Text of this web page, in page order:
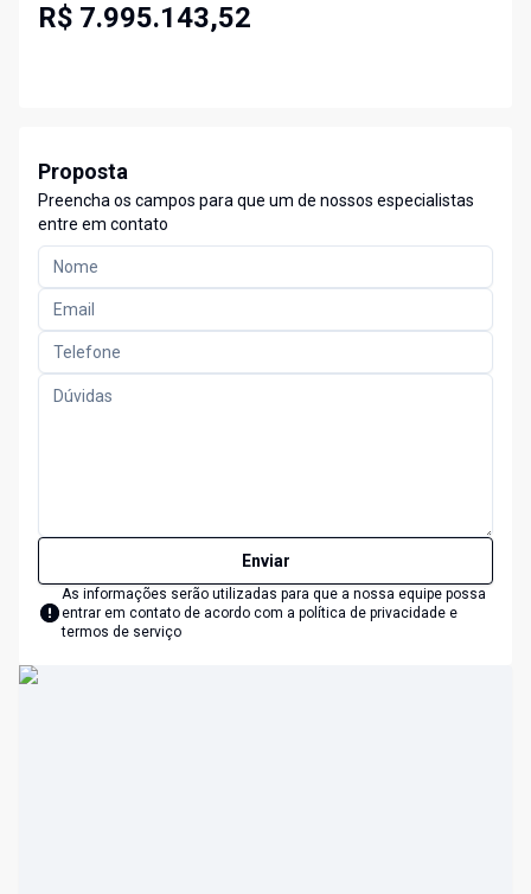
R$ 7.995.143,52
Proposta
Preencha os campos para que um de nossos especialistas
entre em contato
Enviar
As informações serão utilizadas para que a nossa equipe possa
entrar em contato de acordo com a política de privacidade e
termos de serviço